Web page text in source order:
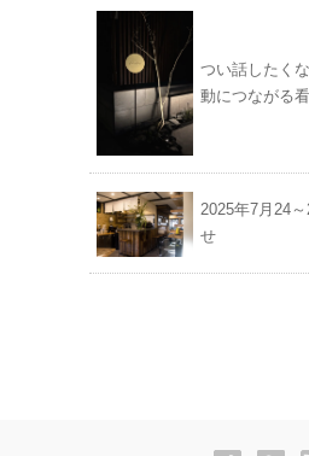
つい話したく
動につながる
2025年7月24
せ